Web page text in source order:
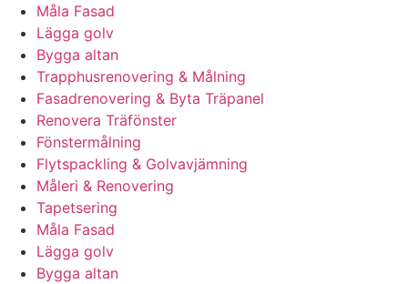
Måla Fasad
Lägga golv
Bygga altan
Trapphusrenovering & Målning
Fasadrenovering & Byta Träpanel
Renovera Träfönster
Fönstermålning
Flytspackling & Golvavjämning
Måleri & Renovering
Tapetsering
Måla Fasad
Lägga golv
Bygga altan